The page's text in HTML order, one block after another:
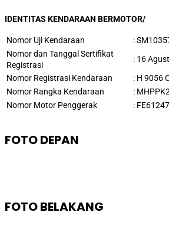
IDENTITAS KENDARAAN BERMOTOR/
Nomor Uji Kendaraan :
Nomor dan Tanggal Sertifikat
Registrasi
: 16
Nomor Registrasi Kendaraan
: H 9056
Nomor Rangka Kendaraan
:
Nomor Motor Penggerak
:
FOTO DEPAN
FOTO BELAKANG